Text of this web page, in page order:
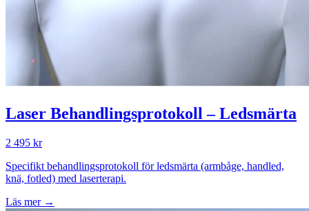
Laser Behandlingsprotokoll – Ledsmärta
2 495 kr
Specifikt behandlingsprotokoll för ledsmärta (armbåge, handled,
knä, fotled) med laserterapi.
Läs mer →